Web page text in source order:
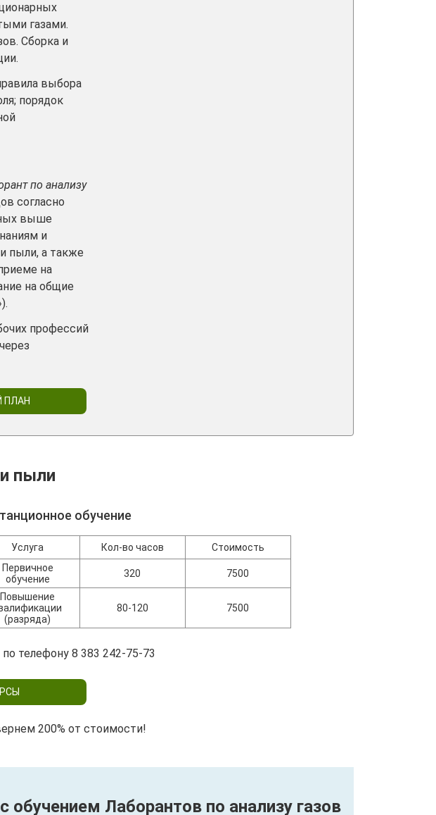
газами.
Сборка и
выбора
порядок
по анализу
согласно
выше
и
пыли, а также
на
на общие
профессий
ПЛАН
пыли
обучение
Услуга Кол-во часов
Стоимость
Первичное
обучение
320 7500
Повышение
(разряда)
80-120 7500
телефону 8 383 242-75-73
200% от стоимости!
Лаборантов по анализу газов